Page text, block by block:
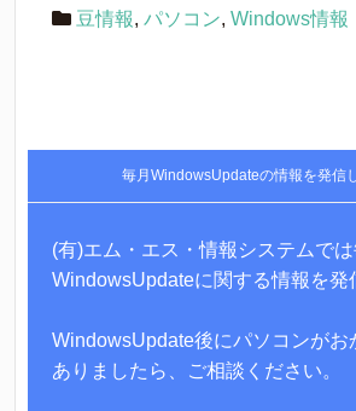
豆情報, パソコン, Windows情報
毎月WindowsUpdateの情報を発信
(有)エム・エス・情報システムで
WindowsUpdateに関する情報を発
WindowsUpdate後にパソコンがお
ありましたら、ご相談ください。